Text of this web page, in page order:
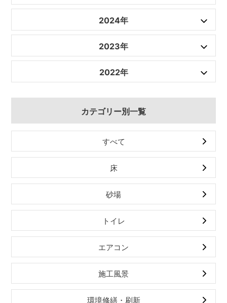
2024年
2023年
2022年
カテゴリー別一覧
すべて
床
砂場
トイレ
エアコン
施工風景
環境修繕・刷新